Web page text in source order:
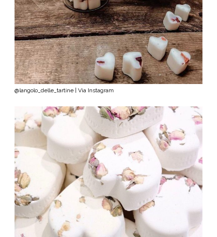
@langolo_delle_tartine | Via Instagram